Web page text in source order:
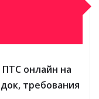
онлайн на
требования